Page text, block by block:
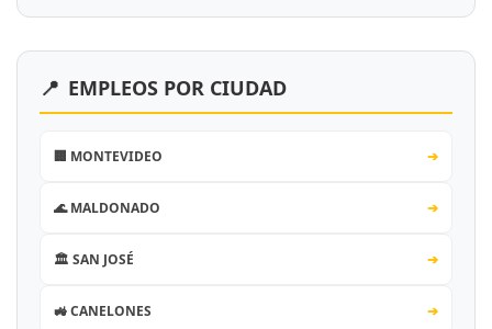
📍 EMPLEOS POR CIUDAD
🏢 MONTEVIDEO ➔
🌊 MALDONADO ➔
🏛️ SAN JOSÉ ➔
🚜 CANELONES ➔